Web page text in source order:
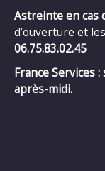
Astreinte en cas
d’ouverture et
06.75.83.02.45
France Services
après-midi.